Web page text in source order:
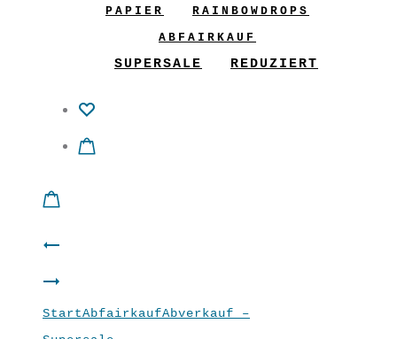
PAPIER
RAINBOWDROPS
ABFAIRKAUF
SUPERSALE REDUZIERT
Product
navigation
Shirt
“SHero”
StartAbfairkaufAbverkauf –